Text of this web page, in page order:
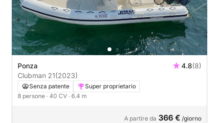
Ponza 4.8(8)
Clubman 21(2023)
Senza patente
Super proprietario
8 persone · 40 CV · 6.4 m
A partire da 366 € /giorno